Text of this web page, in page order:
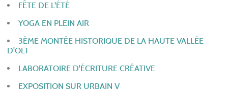
FÊTE DE L'ÉTÉ
YOGA EN PLEIN AIR
3ÈME MONTÉE HISTORIQUE DE LA HAUTE VALLÉE
D'OLT
LABORATOIRE D'ÉCRITURE CRÉATIVE
EXPOSITION SUR URBAIN V